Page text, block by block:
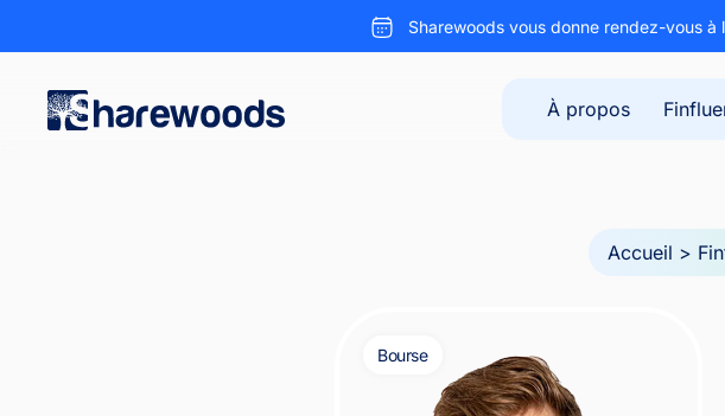
Sharewoods vous donne rendez-vous à
À propos
Accueil >
Bourse